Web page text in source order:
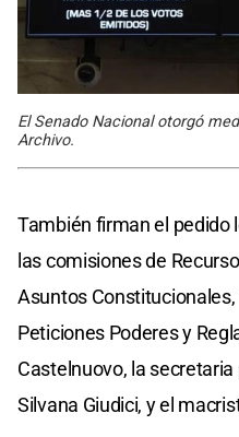
El Senado Nacional otorgó
Archivo.
También firman el pedido
las comisiones de
Asuntos
Peticiones Poderes y
Castelnuovo, la
Silvana Giudici, y el